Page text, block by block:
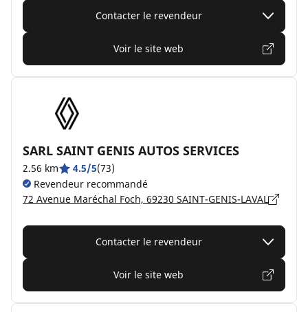
Contacter le revendeur
Voir le site web
SARL SAINT GENIS AUTOS SERVICES
2.56 km 4.5/5(73)
Revendeur recommandé
72 Avenue Maréchal Foch, 69230 SAINT-GENIS-LAVAL
Contacter le revendeur
Voir le site web